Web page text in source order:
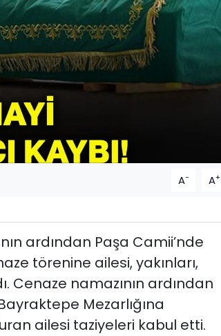
A- A+
ardından Paşa Camii’nde
törenine ailesi, yakınları,
Cenaze namazının ardından
Mezarlığına
ailesi taziyeleri kabul etti.